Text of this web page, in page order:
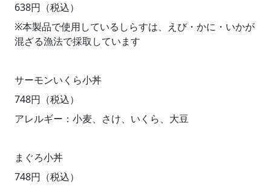
638円（税込）
※本製品で使用しているしらすは、えび・かに・いかが
混ざる漁法で採取しています
サーモンいくら小丼
748円（税込）
アレルギー：小麦、さけ、いくら、大豆
まぐろ小丼
748円（税込）